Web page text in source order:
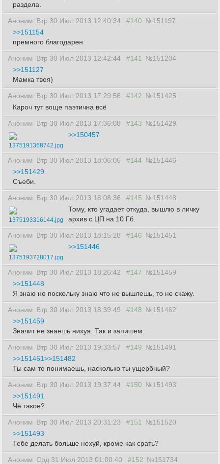
раздела.
Аноним Втр 30 Июл 2013 12:40:34 #140 №151197
>>151154
премного благодарен.
Аноним Втр 30 Июл 2013 12:42:44 #141
№151204
>>151127
Мамка твоя)
Аноним Втр 30 Июл 2013 17:29:56 #142 №151425
Кароч тут воще паэтична всё
Аноним Втр 30 Июл 2013 17:36:08 #143 №151429
1375191368742.jpg
>>150457
Аноним Втр 30 Июл 2013 18:06:05 #144 №151446
>>151429
Съеби.
Аноним Втр 30 Июл 2013 18:08:36 #145 №151448
1375193316144.jpg
Тому, кто угадает откуда, вышлю в личку
архив с ЦП на 10 Гб.
Аноним Втр 30 Июл 2013 18:15:28 #146 №151451
1375193728017.jpg
>>151446
Аноним Втр 30 Июл 2013 18:26:42 #147 №151459
>>151448
Я знаю но поскольку знаю что не вышлешь, то не скажу.
Аноним Втр 30 Июл 2013 18:39:49 #148 №151462
>>151459
Значит не знаешь нихуя. Так и запишем.
Аноним Втр 30 Июл 2013 19:33:57 #149 №151491
>>151461>>151482
Ты сам то понимаешь, насколько ты ущербный?
Аноним Втр 30 Июл 2013 19:37:44 #150 №151493
>>151491
Чё такое?
Аноним Втр 30 Июл 2013 20:31:23 #151
№151520
>>151493
Тебе делать больше нехуй, кроме как срать?
Аноним Срд 31 Июл 2013 01:00:40 #152 №151734